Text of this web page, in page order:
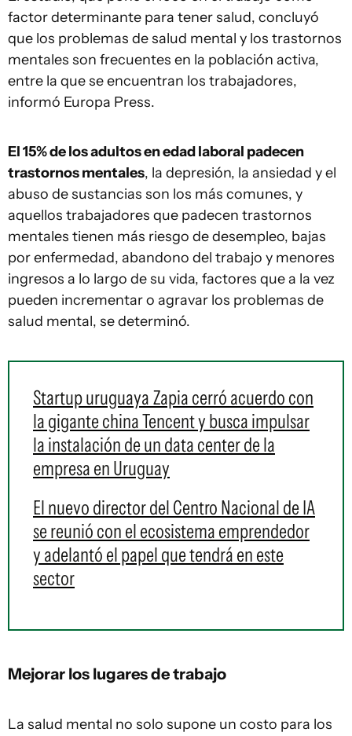
factor determinante para tener salud, concluyó
que los problemas de salud mental y los trastornos
mentales son frecuentes en la población activa,
entre la que se encuentran los trabajadores,
informó Europa Press.
El 15% de los adultos en edad laboral padecen
trastornos mentales, la depresión, la ansiedad y el
abuso de sustancias son los más comunes, y
aquellos trabajadores que padecen trastornos
mentales tienen más riesgo de desempleo, bajas
por enfermedad, abandono del trabajo y menores
ingresos a lo largo de su vida, factores que a la vez
pueden incrementar o agravar los problemas de
salud mental, se determinó.
Startup uruguaya Zapia cerró acuerdo con
la gigante china Tencent y busca impulsar
la instalación de un data center de la
empresa en Uruguay
El nuevo director del Centro Nacional de IA
se reunió con el ecosistema emprendedor
y adelantó el papel que tendrá en este
sector
Mejorar los lugares de trabajo
La salud mental no solo supone un costo para los